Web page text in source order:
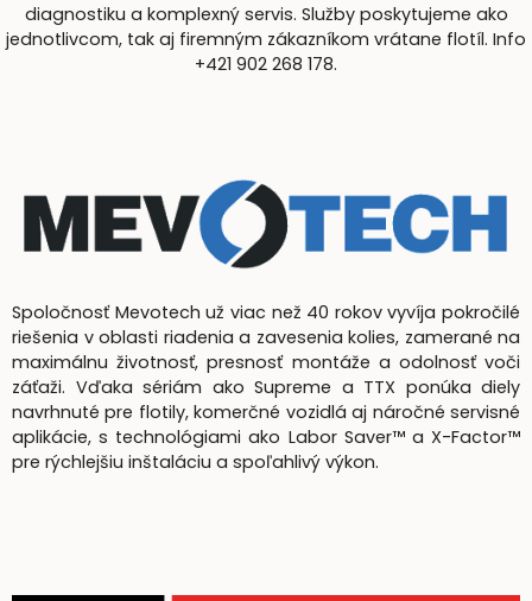
diagnostiku a komplexný servis. Služby poskytujeme ako
jednotlivcom, tak aj firemným zákazníkom vrátane flotíl. Info
+421 902 268 178.
Spoločnosť Mevotech už viac než 40 rokov vyvíja pokročilé
riešenia v oblasti riadenia a zavesenia kolies, zamerané na
maximálnu životnosť, presnosť montáže a odolnosť voči
záťaži. Vďaka sériám ako Supreme a TTX ponúka diely
navrhnuté pre flotily, komerčné vozidlá aj náročné servisné
aplikácie, s technológiami ako Labor Saver™ a X-Factor™
pre rýchlejšiu inštaláciu a spoľahlivý výkon.